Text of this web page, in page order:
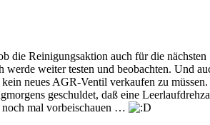
die Reinigungsaktion auch für die
weiter testen und beobachten. Und
neues AGR-Ventil verkaufen zu
geschuldet, daß eine
noch mal vorbeischauen …